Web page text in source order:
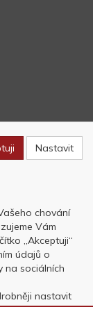
byABRA E-
Nastavit
chování
Vám
„Akceptuji“
údajů o
na sociálních
nastavit